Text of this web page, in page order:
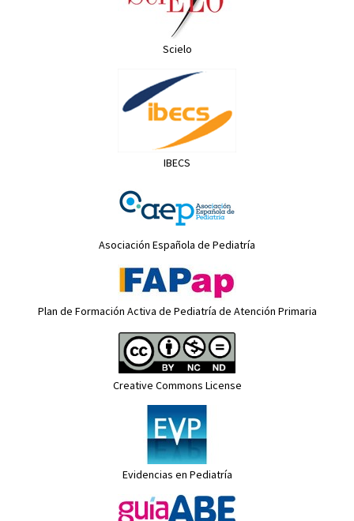
Scielo
IBECS
Asociación Española de Pediatría
Plan de Formación Activa de Pediatría de Atención Primaria
Creative Commons License
Evidencias en Pediatría